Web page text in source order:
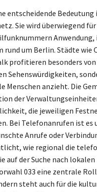
entscheidende Bedeutung
Sie wird überwiegend
Anwendung,
rund um Berlin. Städte wie
profitieren besonders
Sehenswürdigkeiten,
Menschen anzieht. Die
der
die jeweiligen
Bei Telefonanrufen ist es
Anrufe oder
wie regional die
auf der Suche nach
033 eine zentrale
steht auch für die